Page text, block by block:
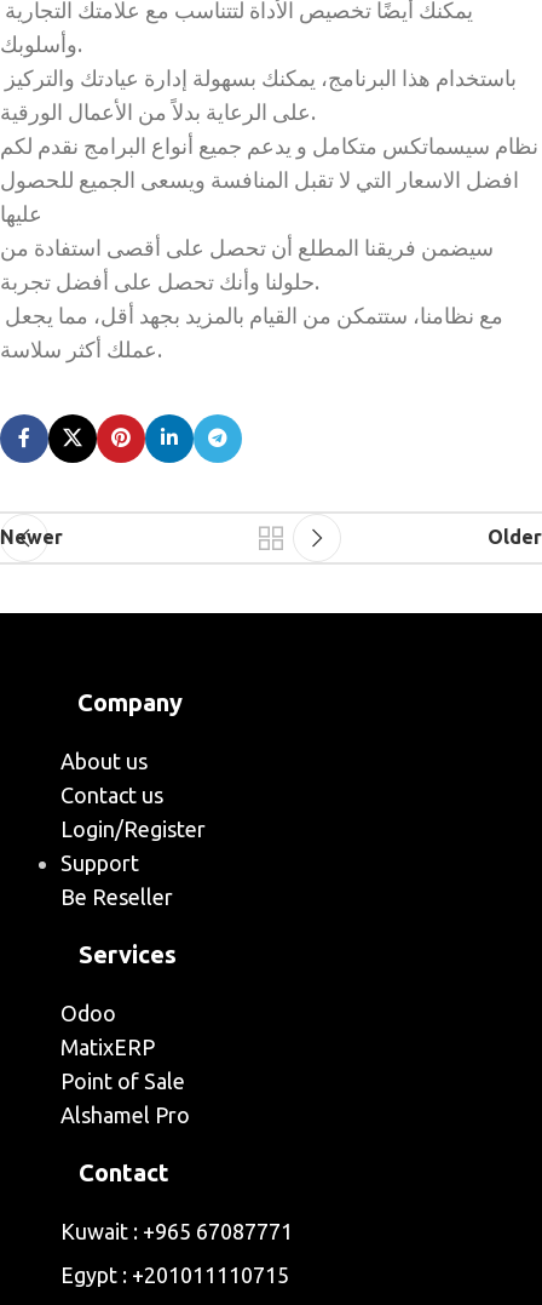
وأسلوبك.
على الرعاية بدلاً من الأعمال الورقية.
نظام سيسماتكس متكامل و يدعم جميع أنواع البرامج نقدم لكم
افضل الاسعار التي لا تقبل المنافسة ويسعى الجميع للحصول
عليها
سيضمن فريقنا المطلع أن تحصل على أقصى استفادة من
حلولنا وأنك تحصل على أفضل تجربة.
عملك أكثر سلاسة.
Newer Older
Company
About us
Contact us
Login/Register
Support
Be Reseller
Services
Odoo
MatixERP
Point of Sale
Alshamel Pro
Contact
Kuwait : +965 67087771
Egypt : ‭+201011110715‬